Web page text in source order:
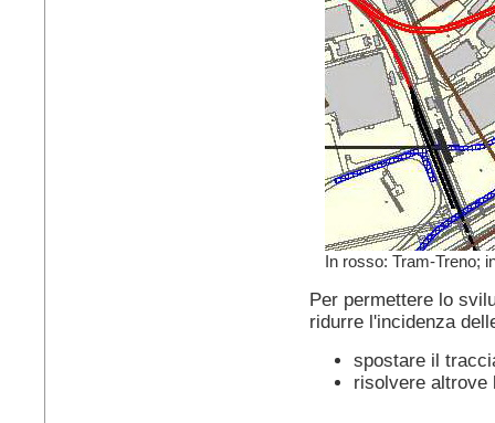
In rosso: Tram-Treno;
Per permettere lo
ridurre l'incidenza
spostare il
risolvere altrove